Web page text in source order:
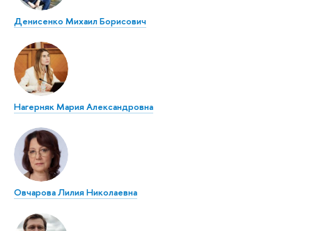
Денисенко Михаил Борисович
Нагерняк Мария Александровна
Овчарова Лилия Николаевна